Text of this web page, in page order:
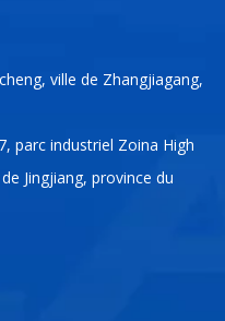
ville de Zhangjiagang,
parc industriel Zoina High
Jingjiang, province du